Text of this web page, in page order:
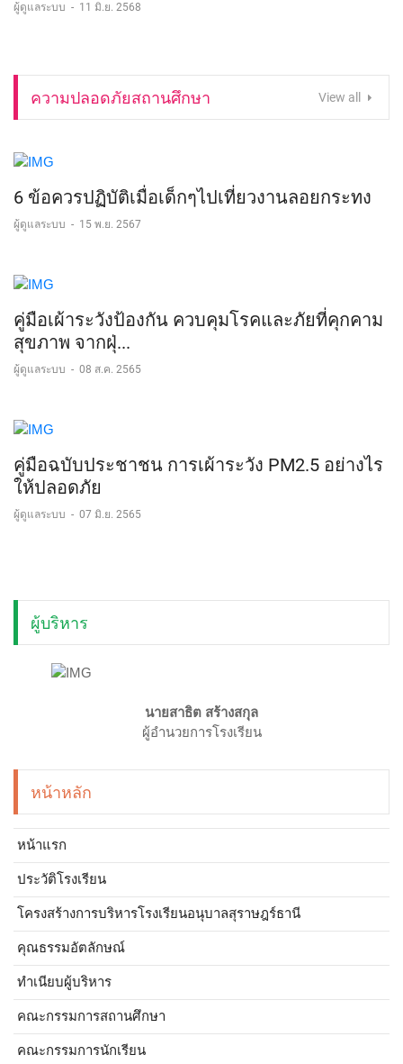
ผู้ดูแลระบบ - 11 มิ.ย. 2568
ความปลอดภัยสถานศึกษา View all
6 ข้อควรปฏิบัติเมื่อเด็กๆไปเที่ยวงานลอยกระทง
ผู้ดูแลระบบ - 15 พ.ย. 2567
คู่มือเผ้าระวังป้องกัน ควบคุมโรคและภัยที่คุกคาม
สุขภาพ จากฝุ่...
ผู้ดูแลระบบ - 08 ส.ค. 2565
คู่มือฉบับประชาชน การเผ้าระวัง PM2.5 อย่างไร
ให้ปลอดภัย
ผู้ดูแลระบบ - 07 มิ.ย. 2565
ผู้บริหาร
นายสาธิต สร้างสกุล
ผู้อำนวยการโรงเรียน
หน้าหลัก
หน้าแรก
ประวัติโรงเรียน
โครงสร้างการบริหารโรงเรียนอนุบาลสุราษฎร์ธานี
คุณธรรมอัตลักษณ์
ทำเนียบผู้บริหาร
คณะกรรมการสถานศึกษา
คณะกรรมการนักเรียน